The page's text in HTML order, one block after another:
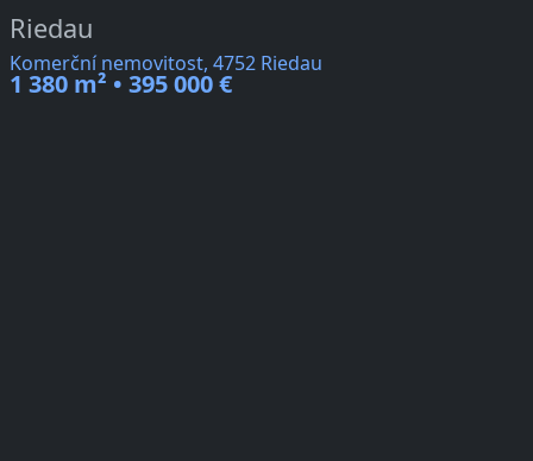
Riedau
Komerční nemovitost, 4752 Riedau
1 380 m² • 395 000 €